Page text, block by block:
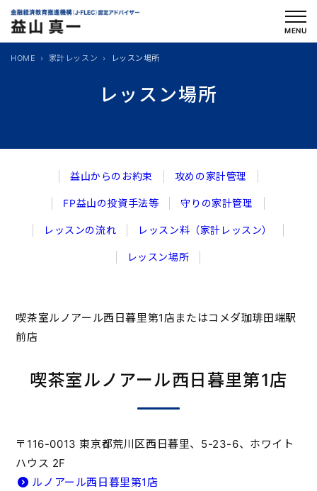
を
MENU
レッスン場所
HOME 家計レッスン レッスン場所
益山からのお約束 攻めの家計管理
FP益山の投資手法等 守りの家計管理
レッスンの流れ レッスン料（家計レッスン）
レッスン場所
喫茶室ルノアール西日暮里第1店またはコメダ珈琲田端駅
前店
喫茶室ルノアール西日暮里第1店
〒116-0013 東京都荒川区西日暮里、5-23-6、ホワイト
ハウス 2F
ルノアール西日暮里第1店